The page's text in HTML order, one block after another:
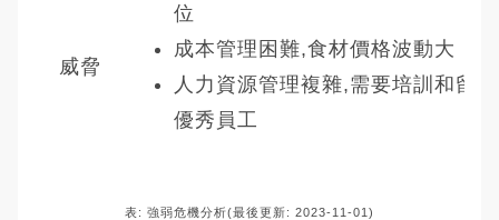
威脅
位
成本管理困難,食材價格波動大
人力資源管理複雜,需要培訓和留住
優秀員工
表: 強弱危機分析(最後更新: 2023-11-01)